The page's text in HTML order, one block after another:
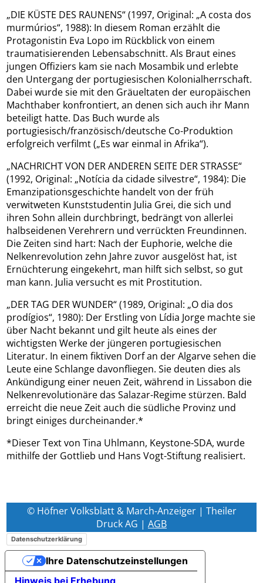
„DIE KÜSTE DES RAUNENS“ (1997, Original: „A costa dos
murmúrios“, 1988): In diesem Roman erzählt die
Protagonistin Eva Lopo im Rückblick von einem
traumatisierenden Lebensabschnitt. Als Braut eines
jungen Offiziers kam sie nach Mosambik und erlebte
den Untergang der portugiesischen Kolonialherrschaft.
Dabei wurde sie mit den Gräueltaten der europäischen
Machthaber konfrontiert, an denen sich auch ihr Mann
beteiligt hatte. Das Buch wurde als
portugiesisch/französisch/deutsche Co-Produktion
erfolgreich verfilmt („Es war einmal in Afrika“).
„NACHRICHT VON DER ANDEREN SEITE DER STRASSE“
(1992, Original: „Notícia da cidade silvestre“, 1984): Die
Emanzipationsgeschichte handelt von der früh
verwitweten Kunststudentin Julia Grei, die sich und
ihren Sohn allein durchbringt, bedrängt von allerlei
halbseidenen Verehrern und verrückten Freundinnen.
Die Zeiten sind hart: Nach der Euphorie, welche die
Nelkenrevolution zehn Jahre zuvor ausgelöst hat, ist
Ernüchterung eingekehrt, man hilft sich selbst, so gut
man kann. Julia versucht es mit Prostitution.
„DER TAG DER WUNDER“ (1989, Original: „O dia dos
prodígios“, 1980): Der Erstling von Lídia Jorge machte sie
über Nacht bekannt und gilt heute als eines der
wichtigsten Werke der jüngeren portugiesischen
Literatur. In einem fiktiven Dorf an der Algarve sehen die
Leute eine Schlange davonfliegen. Sie deuten dies als
Ankündigung einer neuen Zeit, während in Lissabon die
Nelkenrevolutionäre das Salazar-Regime stürzen. Bald
erreicht die neue Zeit auch die südliche Provinz und
bringt einiges durcheinander.*
*Dieser Text von Tina Uhlmann, Keystone-SDA, wurde
mithilfe der Gottlieb und Hans Vogt-Stiftung realisiert.
© Höfner Volksblatt & March-Anzeiger | Theiler
Druck AG | AGB
Datenschutzerklärung
Ihre Datenschutzeinstellungen